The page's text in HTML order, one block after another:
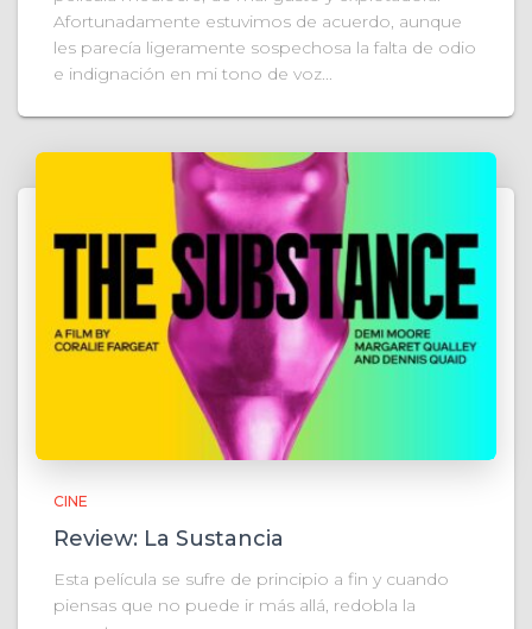
Afortunadamente estuvimos de acuerdo, aunque
les parecía ligeramente sospechosa la falta de odio
e indignación en mi tono de voz...
CINE
Review: La Sustancia
Esta película se sufre de principio a fin y cuando
piensas que no puede ir más allá, redobla la